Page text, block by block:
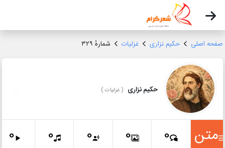
صفحه اصلی حکیم نزاری غزلیات شمارهٔ ۳۲۹
حکیم نزاری (غزلیات)
متن 0
0
0
0
0